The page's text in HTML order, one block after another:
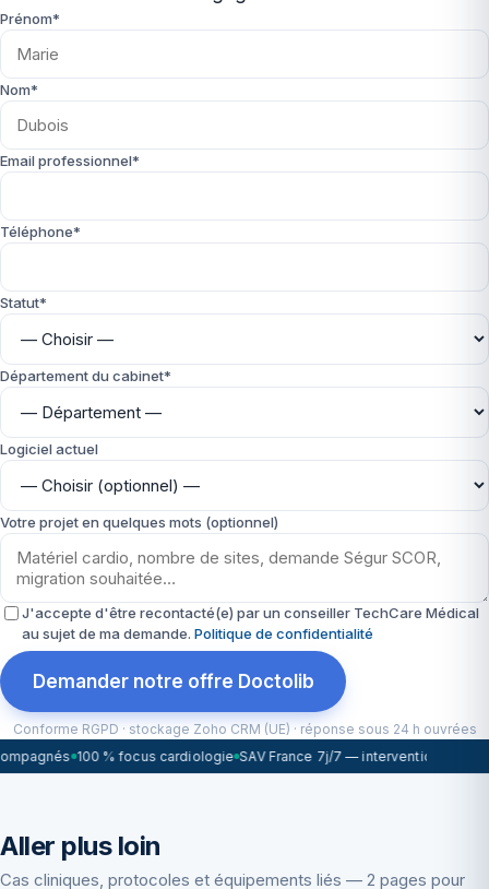
Prénom*
Nom*
Email professionnel*
Téléphone*
Statut*
Département du cabinet*
Logiciel actuel
Votre projet en quelques mots (optionnel)
J'accepte d'être recontacté(e) par un conseiller TechCare Médical
au sujet de ma demande. Politique de confidentialité
Demander notre offre Doctolib
Conforme RGPD · stockage Zoho CRM (UE) · réponse sous 24 h ouvrées
100 % focus cardiologie SAV France 7j/7 — intervention sous
Aller plus loin
Cas cliniques, protocoles et équipements liés — 2 pages pour